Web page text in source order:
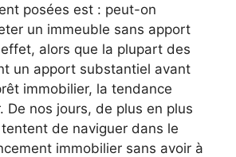
posées est : peut-on
un immeuble sans apport
alors que la plupart des
un apport substantiel avant
immobilier, la tendance
De nos jours, de plus en plus
tentent de naviguer dans le
immobilier sans avoir à